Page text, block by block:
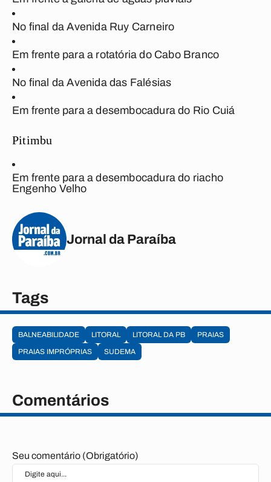
No final da Avenida Ruy Carneiro
Em frente para a rotatória do Cabo Branco
No final da Avenida das Falésias
Em frente para a desembocadura do Rio Cuiá
Pitimbu
Em frente para a desembocadura do riacho
Engenho Velho
Jornal da Paraíba
Tags
BALNEABILIDADE LITORAL LITORAL DA PB
PRAIAS
PRAIAS IMPRÓPRIAS
SUDEMA
Comentários
Seu comentário (Obrigatório)